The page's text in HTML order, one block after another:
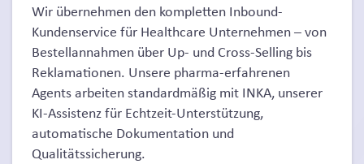
​Wir übernehmen den kompletten Inbound-
Kundenservice für Healthcare Unternehmen – von
Bestellannahmen über Up- und Cross-Selling bis
Reklamationen. Unsere pharma-erfahrenen
Agents arbeiten standardmäßig mit INKA, unserer
KI-Assistenz für Echtzeit-Unterstützung,
automatische Dokumentation und
Qualitätssicherung.